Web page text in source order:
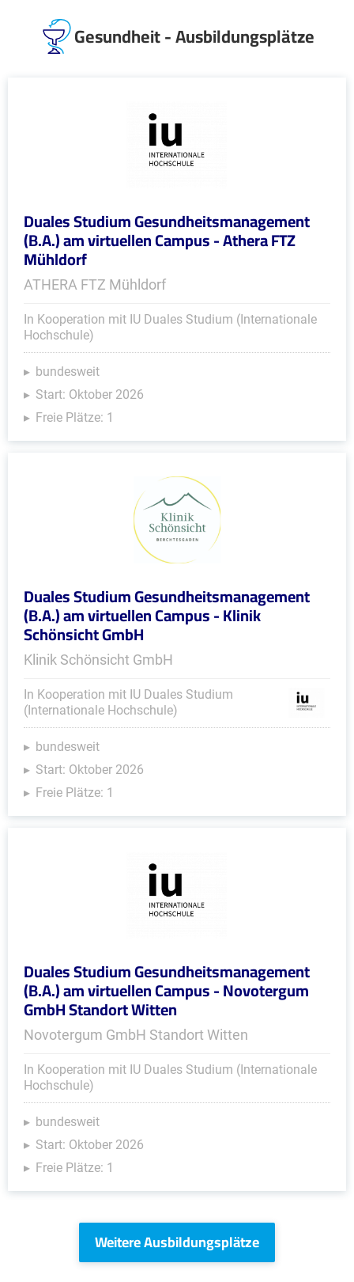
Gesundheit - Ausbildungsplätze
Duales Studium Gesundheitsmanagement
(B.A.) am virtuellen Campus - Athera FTZ
Mühldorf
ATHERA FTZ Mühldorf
In Kooperation mit IU Duales Studium (Internationale
Hochschule)
bundesweit
Start: Oktober 2026
Freie Plätze: 1
Duales Studium Gesundheitsmanagement
(B.A.) am virtuellen Campus - Klinik
Schönsicht GmbH
Klinik Schönsicht GmbH
In Kooperation mit IU Duales Studium
(Internationale Hochschule)
bundesweit
Start: Oktober 2026
Freie Plätze: 1
Duales Studium Gesundheitsmanagement
(B.A.) am virtuellen Campus - Novotergum
GmbH Standort Witten
Novotergum GmbH Standort Witten
In Kooperation mit IU Duales Studium (Internationale
Hochschule)
bundesweit
Start: Oktober 2026
Freie Plätze: 1
Weitere Ausbildungsplätze